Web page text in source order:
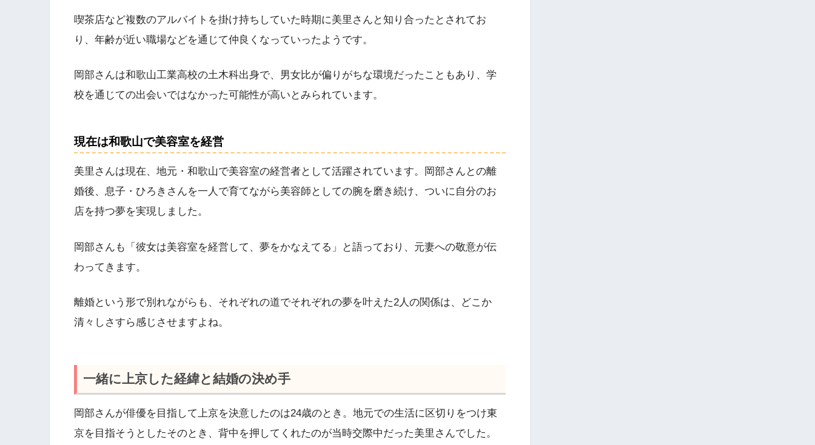
喫茶店など複数のアルバイトを掛け持ちしていた時期に美里さんと知り合ったとされてお
り、年齢が近い職場などを通じて仲良くなっていったようです。
岡部さんは和歌山工業高校の土木科出身で、男女比が偏りがちな環境だったこともあり、学
校を通じての出会いではなかった可能性が高いとみられています。
現在は和歌山で美容室を経営
美里さんは現在、地元・和歌山で美容室の経営者として活躍されています。岡部さんとの離
婚後、息子・ひろきさんを一人で育てながら美容師としての腕を磨き続け、ついに自分のお
店を持つ夢を実現しました。
岡部さんも「彼女は美容室を経営して、夢をかなえてる」と語っており、元妻への敬意が伝
わってきます。
離婚という形で別れながらも、それぞれの道でそれぞれの夢を叶えた2人の関係は、どこか
清々しさすら感じさせますよね。
一緒に上京した経緯と結婚の決め手
岡部さんが俳優を目指して上京を決意したのは24歳のとき。地元での生活に区切りをつけ東
京を目指そうとしたそのとき、背中を押してくれたのが当時交際中だった美里さんでした。